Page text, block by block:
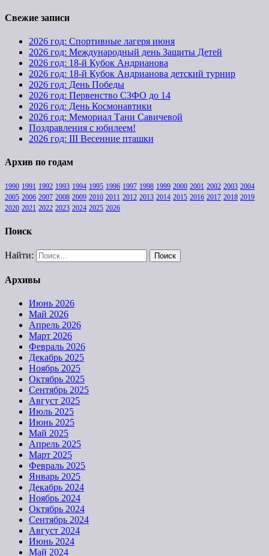
Свежие записи
2026 год: Спортивные лагеря июня
2026 год: Международный день Защиты Детей
2026 год: 18-й Кубок Андрианова
2026 год: 18-й Кубок Андрианова детский турнир
2026 год: День Победы
2026 год: Первенство СЗФО до 14
2026 год: День Космонавтики
2026 год: Мемориал Тани Савичевой
Поздравления с юбилеем!
2026 год: III Весенние пташки
Архив по годам
1990 1991 1992 1993 1994 1995 1996 1997 1998 1999 2000 2001 2002 2003 2004
2005 2006 2007 2008 2009 2010 2011 2012 2013 2014 2015 2016 2017 2018 2019
2020 2021 2022 2023 2024 2025 2026
Поиск
Найти:
Архивы
Июнь 2026
Май 2026
Апрель 2026
Март 2026
Февраль 2026
Декабрь 2025
Ноябрь 2025
Октябрь 2025
Сентябрь 2025
Август 2025
Июль 2025
Июнь 2025
Май 2025
Апрель 2025
Март 2025
Февраль 2025
Январь 2025
Декабрь 2024
Ноябрь 2024
Октябрь 2024
Сентябрь 2024
Август 2024
Июнь 2024
Май 2024